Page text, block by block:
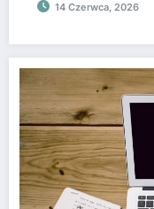
14 Czerwca, 2026